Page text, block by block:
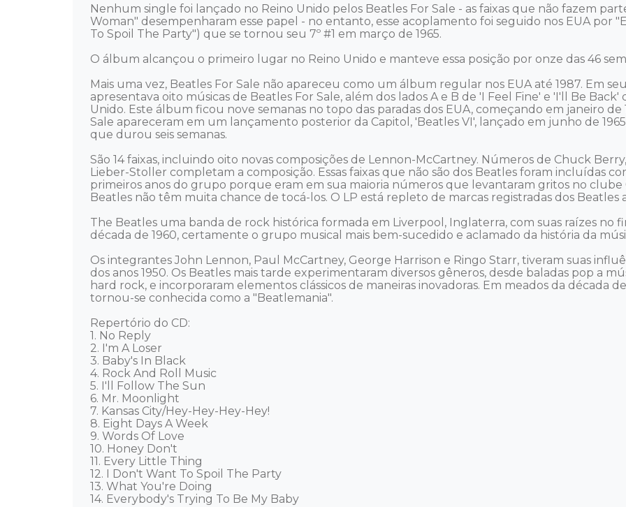
Nenhum single foi lançado no Reino Unido pelos Beatles For Sale - as faixas que não fazem
Woman" desempenharam esse papel - no entanto, esse acoplamento foi seguido nos EUA por
To Spoil The Party") que se tornou seu 7º #1 em março de 1965.
O álbum alcançou o primeiro lugar no Reino Unido e manteve essa posição por onze das 46
Mais uma vez, Beatles For Sale não apareceu como um álbum regular nos EUA até 1987. Em
apresentava oito músicas de Beatles For Sale, além dos lados A e B de 'I Feel Fine' e 'I'll Be
Unido. Este álbum ficou nove semanas no topo das paradas dos EUA, começando em janeiro de
Sale apareceram em um lançamento posterior da Capitol, 'Beatles VI', lançado em junho de
que durou seis semanas.
São 14 faixas, incluindo oito novas composições de Lennon-McCartney. Números de Chuck
Lieber-Stoller completam a composição. Essas faixas que não são dos Beatles foram incluídas
primeiros anos do grupo porque eram em sua maioria números que levantaram gritos no clube
Beatles não têm muita chance de tocá-los. O LP está repleto de marcas registradas dos Beatles
The Beatles uma banda de rock histórica formada em Liverpool, Inglaterra, com suas raízes no
década de 1960, certamente o grupo musical mais bem-sucedido e aclamado da história da
Os integrantes John Lennon, Paul McCartney, George Harrison e Ringo Starr, tiveram suas
dos anos 1950. Os Beatles mais tarde experimentaram diversos gêneros, desde baladas pop a
hard rock, e incorporaram elementos clássicos de maneiras inovadoras. Em meados da década
tornou-se conhecida como a "Beatlemania".
Repertório do CD:
1. No Reply
2. I'm A Loser
3. Baby's In Black
4. Rock And Roll Music
5. I'll Follow The Sun
6. Mr. Moonlight
7. Kansas City/Hey-Hey-Hey-Hey!
8. Eight Days A Week
9. Words Of Love
10. Honey Don't
11. Every Little Thing
12. I Don't Want To Spoil The Party
13. What You're Doing
14. Everybody's Trying To Be My Baby